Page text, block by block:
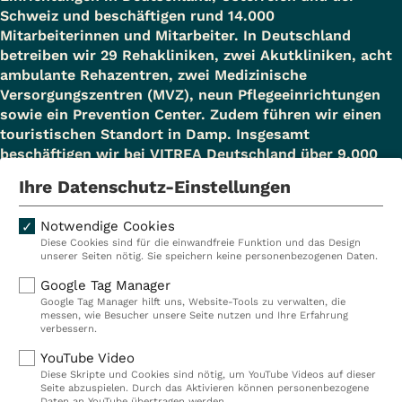
Eingliederungsmanagement – BEM
Erwerbsminderung bei medizinischer
Notwendigkeit
Leistungen zur Teilhabe am
Arbeitsleben – Berufliche
Rehabilitation
Der Sozialdienst ist zuständig für
das Entlassmanagement und steht
den Rehabilitanden auch zur Seite,
wenn es darum geht,
Nachsorgemaßnahmen am
Heimatort einzuleiten.
stadiengerechte Wundbehandlung.
Mit praktischen Übungen helfen wir
bei der Versorgung von Wunden, der
Aufklärung und Beratung rund um
das Thema „Wundheilung“ sowie bei
der Beratung von Angehörigen und
Patienten zu Hilfsmitteln und
Unterstützung am Heimatort.
Fortsetzung einer Chemotherapie /
Immuntherapie
Wenn Sie in Ihrem Heimatort bereits
eine Chemotherapie oder
Schweiz und beschäftigen rund 14.000
Mitarbeiterinnen und Mitarbeiter. In Deutschland
betreiben wir 29 Rehakliniken, zwei Akutkliniken, acht
ambulante Rehazentren, zwei Medizinische
Versorgungszentren (MVZ), neun Pflegeeinrichtungen
sowie ein Prevention Center. Zudem führen wir einen
touristischen Standort in Damp. Insgesamt
beschäftigen wir bei VITREA Deutschland über 9.000
Kliniken
Ambulant
Reha
Prävention
Karriere
VITREA Deutschland
Ihre Datenschutz-Einstellungen
Notwendige Cookies
Diese Cookies sind für die einwandfreie Funktion und das Design
unserer Seiten nötig. Sie speichern keine personenbezogenen Daten.
Google Tag Manager
Google Tag Manager hilft uns, Website-Tools zu verwalten, die
messen, wie Besucher unsere Seite nutzen und Ihre Erfahrung
verbessern.
YouTube Video
Diese Skripte und Cookies sind nötig, um YouTube Videos auf dieser
Seite abzuspielen. Durch das Aktivieren können personenbezogene